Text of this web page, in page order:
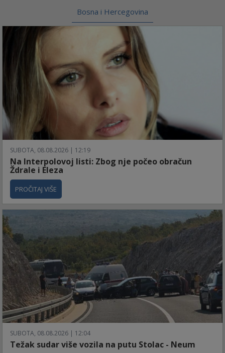
Bosna i Hercegovina
SUBOTA, 08.08.2026 | 12:19
Na Interpolovoj listi: Zbog nje počeo obračun
Ždrale i Eleza
PROČITAJ VIŠE
SUBOTA, 08.08.2026 | 12:04
Težak sudar više vozila na putu Stolac - Neum